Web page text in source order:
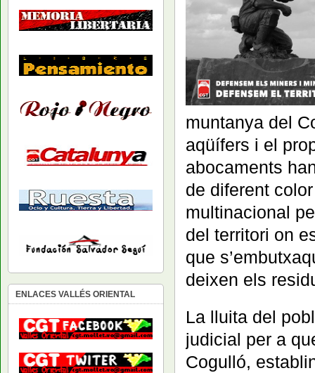
muntanya del
aqüífers i el
abocaments
de diferent
multinacional
del territori on
que
deixen els
La lluita del
judicial per a
Cogulló,
ENLACES VALLÉS ORIENTAL